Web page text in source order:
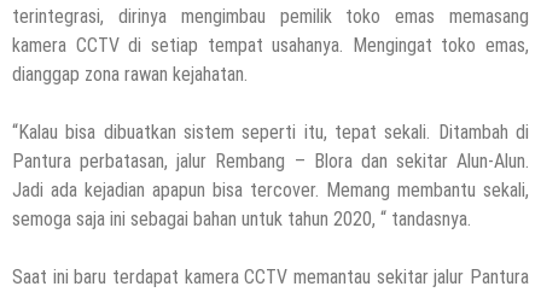
terintegrasi, dirinya mengimbau pemilik toko emas memasang
kamera CCTV di setiap tempat usahanya. Mengingat toko emas,
dianggap zona rawan kejahatan.
“Kalau bisa dibuatkan sistem seperti itu, tepat sekali. Ditambah di
Pantura perbatasan, jalur Rembang – Blora dan sekitar Alun-Alun.
Jadi ada kejadian apapun bisa tercover. Memang membantu sekali,
semoga saja ini sebagai bahan untuk tahun 2020, “ tandasnya.
Saat ini baru terdapat kamera CCTV memantau sekitar jalur Pantura